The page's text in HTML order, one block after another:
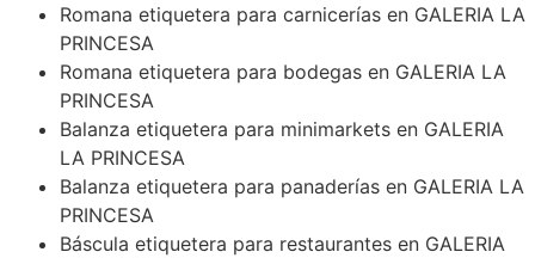
Romana etiquetera para carnicerías en GALERIA LA
PRINCESA
Romana etiquetera para bodegas en GALERIA LA
PRINCESA
Balanza etiquetera para minimarkets en GALERIA
LA PRINCESA
Balanza etiquetera para panaderías en GALERIA LA
PRINCESA
Báscula etiquetera para restaurantes en GALERIA